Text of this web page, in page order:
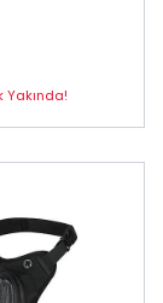
Yakında!